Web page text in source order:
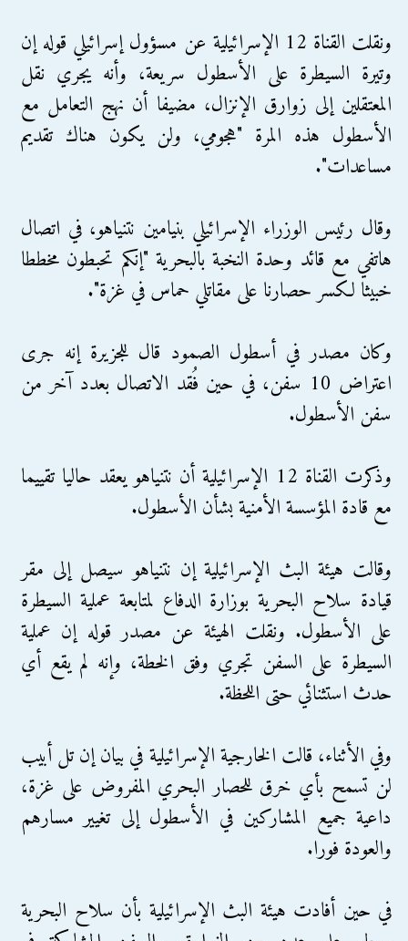
ونقلت القناة 12 الإسرائيلية عن مسؤول إسرائيلي قوله إن
وتيرة السيطرة على الأسطول سريعة، وأنه يجري نقل
المعتقلين إلى زوارق الإنزال، مضيفا أن نهج التعامل مع
الأسطول هذه المرة "هجومي، ولن يكون هناك تقديم
مساعدات".
وقال رئيس الوزراء الإسرائيلي بنيامين نتنياهو، في اتصال
هاتفي مع قائد وحدة النخبة بالبحرية "إنكم تحبطون مخططا
خبيثا لكسر حصارنا على مقاتلي حماس في غزة".
وكان مصدر في أسطول الصمود قال للجزيرة إنه جرى
اعتراض 10 سفن، في حين فُقد الاتصال بعدد آخر من
سفن الأسطول.
وذكرت القناة 12 الإسرائيلية أن نتنياهو يعقد حاليا تقييما
مع قادة المؤسسة الأمنية بشأن الأسطول.
وقالت هيئة البث الإسرائيلية إن نتنياهو سيصل إلى مقر
قيادة سلاح البحرية بوزارة الدفاع لمتابعة عملية السيطرة
على الأسطول. ونقلت الهيئة عن مصدر قوله إن عملية
السيطرة على السفن تجري وفق الخطة، وإنه لم يقع أي
حدث استثنائي حتى اللحظة.
وفي الأثناء، قالت الخارجية الإسرائيلية في بيان إن تل أبيب
لن تسمح بأي خرق للحصار البحري المفروض على غزة،
داعية جميع المشاركين في الأسطول إلى تغيير مسارهم
والعودة فورا.
في حين أفادت هيئة البث الإسرائيلية بأن سلاح البحرية